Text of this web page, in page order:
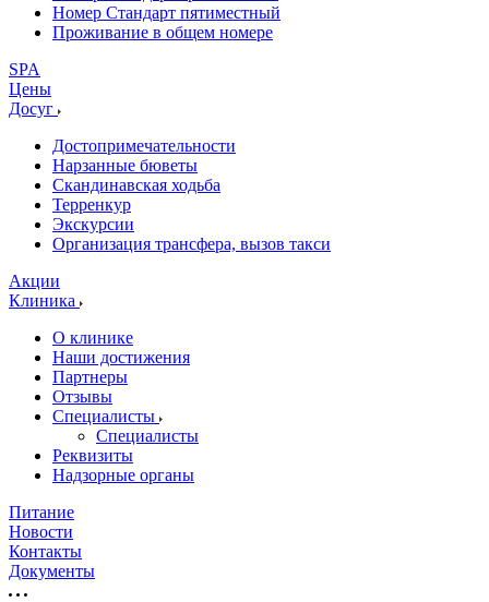
Номер Стандарт пятиместный
Проживание в общем номере
SPA
Цены
Досуг
Достопримечательности
Нарзанные бюветы
Скандинавская ходьба
Терренкур
Экскурсии
Организация трансфера, вызов такси
Акции
Клиника
О клинике
Наши достижения
Партнеры
Отзывы
Специалисты
Специалисты
Реквизиты
Надзорные органы
Питание
Новости
Контакты
Документы